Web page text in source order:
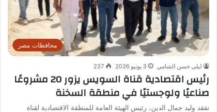
محافظات مصر
ليلى حسن الشامي 3 يونيو 2026 237
رئيس اقتصادية قناة السويس يزور 20 مشروعًا
صناعيًا ولوجستيًا في منطقة السخنة
تفقد وليد جمال الدين، رئيس الهيئة العامة للمنطقة الاقتصادية لقناة